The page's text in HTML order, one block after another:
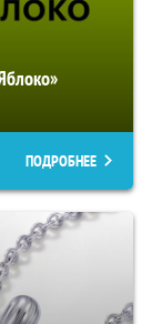
ПОДРОБНЕЕ